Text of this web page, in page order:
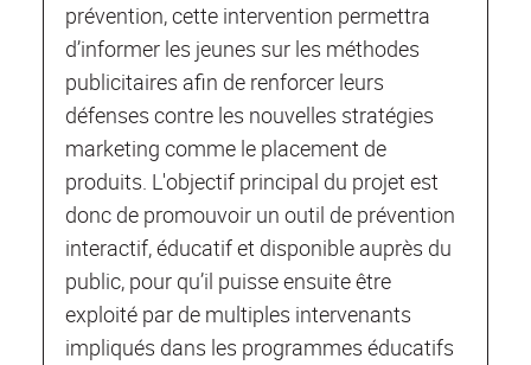
prévention, cette intervention permettra
d’informer les jeunes sur les méthodes
publicitaires afin de renforcer leurs
défenses contre les nouvelles stratégies
marketing comme le placement de
produits. L'objectif principal du projet est
donc de promouvoir un outil de prévention
interactif, éducatif et disponible auprès du
public, pour qu’il puisse ensuite être
exploité par de multiples intervenants
impliqués dans les programmes éducatifs